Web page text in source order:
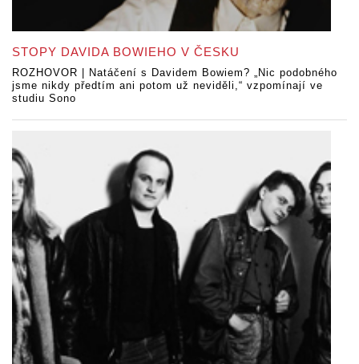
STOPY DAVIDA BOWIEHO V ČESKU
ROZHOVOR | Natáčení s Davidem Bowiem? „Nic podobného
jsme nikdy předtím ani potom už neviděli,“ vzpomínají ve
studiu Sono